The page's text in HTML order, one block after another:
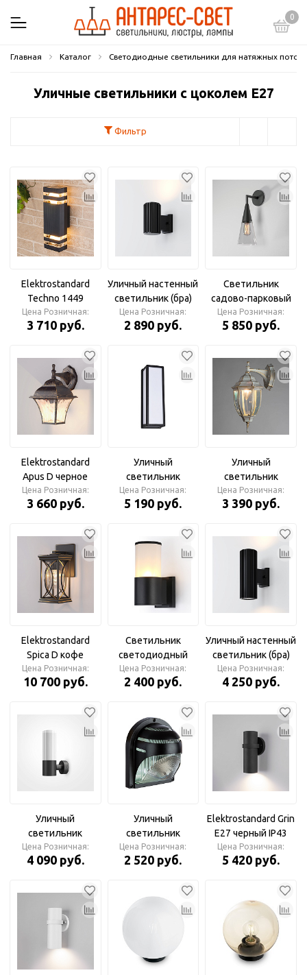
0
Главная Каталог Светодиодные светильники для натяжных
Уличные светильники с цоколем E27
Фильтр
Elektrostandard
Techno 1449
черный Светильник
уличный
Цена Розничная:
3 710 руб.
Уличный настенный
светильник (бра)
Rando IP 54 E27х1
60Вт, чёрный
Цена Розничная:
2 890 руб.
Светильник
садово-парковый
E27 Vesto черный
35171/D АКЦИЯ
Цена Розничная:
5 850 руб.
Elektrostandard
Apus D черное
золото (GL 1009D)
Светильник
Цена Розничная:
3 660 руб.
Уличный
светильник
A8526AL-2BK
ALPHARD Arte Lamp
Цена Розничная:
5 190 руб.
Уличный
светильник
A3152AL-1WG
PEGASUS Arte Lamp
Цена Розничная:
3 390 руб.
Elektrostandard
Spica D кофе
Светильник
уличный
Цена Розничная:
10 700 руб.
Светильник
светодиодный
уличный ST2451
BK/FR черный/
IP54 E27 max 40W
210*90*155
Ambrella
Цена Розничная:
2 400 руб.
Уличный настенный
светильник (бра)
Rando IP 54 E27х2
60Вт, чёрный
Цена Розничная:
4 250 руб.
Уличный
светильник
O418WL-01B Willis
Maytoni
Цена Розничная:
4 090 руб.
Уличный
светильник
A2802AL-1BK URBAN
Arte Lamp
Цена Розничная:
2 520 руб.
Elektrostandard Grin
E27 черный IP43
35000/D Настенный
светильник
Цена Розничная:
5 420 руб.